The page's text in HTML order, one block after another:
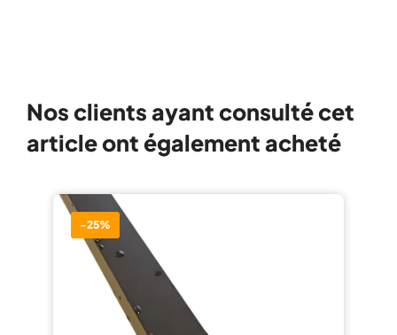
Nos clients ayant consulté cet
article ont également acheté
-25%